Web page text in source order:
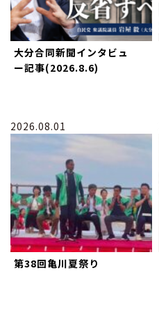
大分合同新聞インタビュ
ー記事(2026.8.6)
2026.08.01
第38回亀川夏祭り